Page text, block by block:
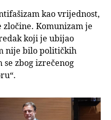
kao vrijednost,
zločine. Komunizam je
koji je ubijao
nije bilo političkih
se zbog izrečenog